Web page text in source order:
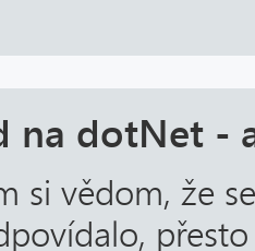
na dotNet -
si vědom, že